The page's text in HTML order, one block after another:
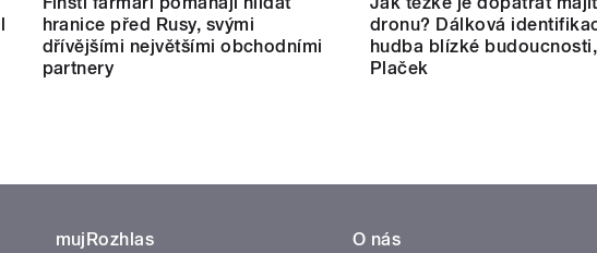
hranice před Rusy, svými
dřívějšími největšími obchodními
partnery
dronu? Dálková
hudba blízké
Plaček
mujRozhlas
O nás